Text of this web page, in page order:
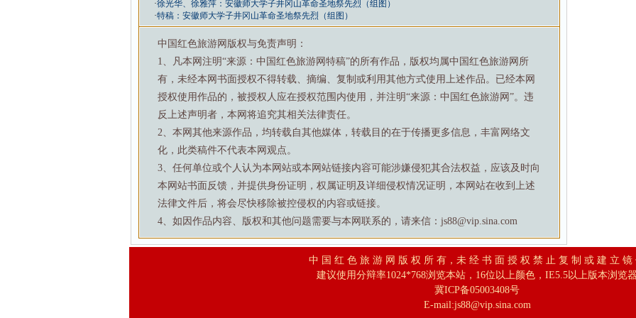
·徐光华、徐雅萍：安徽师大学子井冈山革命圣地祭先烈（组图）
·特稿：安徽师大学子井冈山革命圣地祭先烈（组图）
中国红色旅游网版权与免责声明：
1、凡本网注明“来源：中国红色旅游网特稿”的所有作品，版权均属中国红色旅游网所
有，未经本网书面授权不得转载、摘编、复制或利用其他方式使用上述作品。已经本网
授权使用作品的，被授权人应在授权范围内使用，并注明“来源：中国红色旅游网”。违
反上述声明者，本网将追究其相关法律责任。
2、本网其他来源作品，均转载自其他媒体，转载目的在于传播更多信息，丰富网络文
化，此类稿件不代表本网观点。
3、任何单位或个人认为本网站或本网站链接内容可能涉嫌侵犯其合法权益，应该及时向
本网站书面反馈，并提供身份证明，权属证明及详细侵权情况证明，本网站在收到上述
法律文件后，将会尽快移除被控侵权的内容或链接。
4、如因作品内容、版权和其他问题需要与本网联系的，请来信：js88@vip.sina.com
中 国 红 色 旅 游 网 版 权 所 有，未 经 书 面 授 权 禁 止 复 制 或 建 立 镜
建议使用分辩率1024*768浏览本站，16位以上颜色，IE5.5以上版本浏览
冀ICP备05003408号
E-mail:js88@vip.sina.com